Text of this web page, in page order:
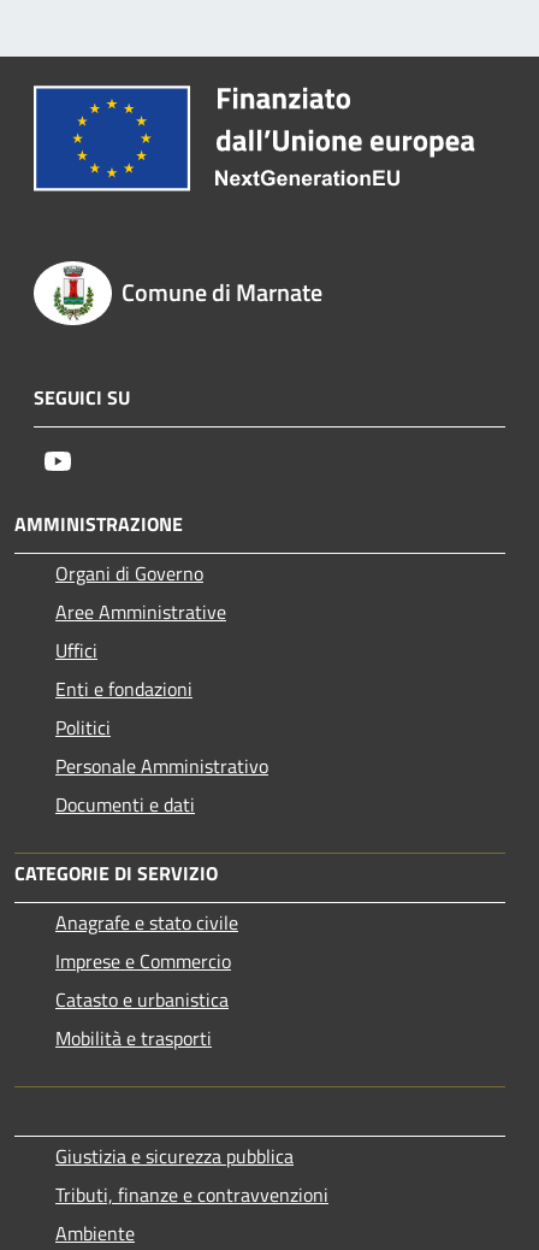
Comune di Marnate
SEGUICI SU
AMMINISTRAZIONE
Organi di Governo
Aree Amministrative
Uffici
Enti e fondazioni
Politici
Personale Amministrativo
Documenti e dati
CATEGORIE DI SERVIZIO
Anagrafe e stato civile
Imprese e Commercio
Catasto e urbanistica
Mobilità e trasporti
Giustizia e sicurezza pubblica
Tributi, finanze e contravvenzioni
Ambiente